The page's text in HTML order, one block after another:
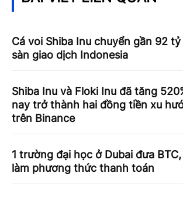
Cá voi Shiba Inu chuyển gần 92 tỷ
sàn giao dịch Indonesia
Shiba Inu và Floki Inu đã tăng
nay trở thành hai đồng tiền xu
trên Binance
1 trường đại học ở Dubai đưa BTC,
làm phương thức thanh toán